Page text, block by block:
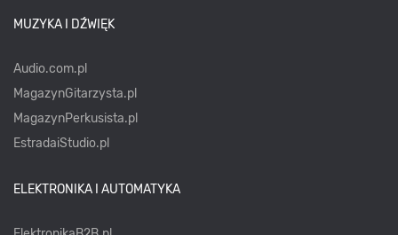
MUZYKA I DŹWIĘK
Audio.com.pl
MagazynGitarzysta.pl
MagazynPerkusista.pl
EstradaiStudio.pl
ELEKTRONIKA I AUTOMATYKA